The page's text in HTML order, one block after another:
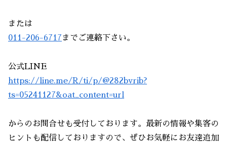
または
011-206-6717までご連絡下さい。
公式LINE
https://line.me/R/ti/p/@282bvrib?
ts=05241127&oat_content=url
からのお問合せも受付しております。最新の情報や集客の
ヒントも配信しておりますので、ぜひお気軽にお友達追加